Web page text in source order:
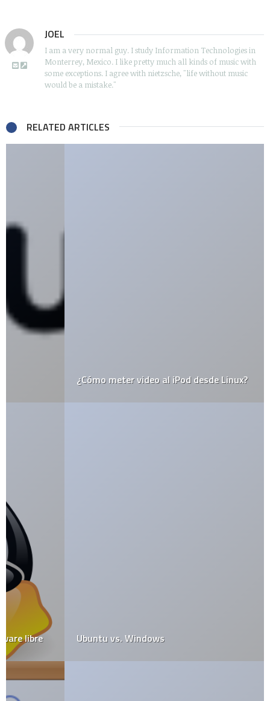
JOEL
I am a very normal guy. I study Information Technologies in
Monterrey, Mexico. I like pretty much all kinds of music with
some exceptions. I agree with nietzsche, "life without music
would be a mistake."
RELATED ARTICLES
¿Cómo meter video al iPod desde Linux?
Ubuntu vs. Windows